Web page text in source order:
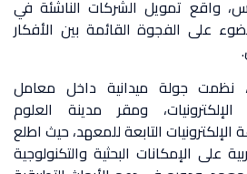
واقع تمويل الشركات الناشئة في
على الفجوة القائمة بين الأفكار
جولة ميدانية داخل معامل
ومقر مدينة العلوم
الإلكترونيات التابعة للمعهد، حيث اطلع
على الإمكانات البحثية والتكنولوجية